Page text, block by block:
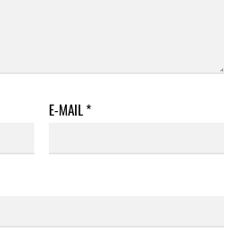
E-MAIL*